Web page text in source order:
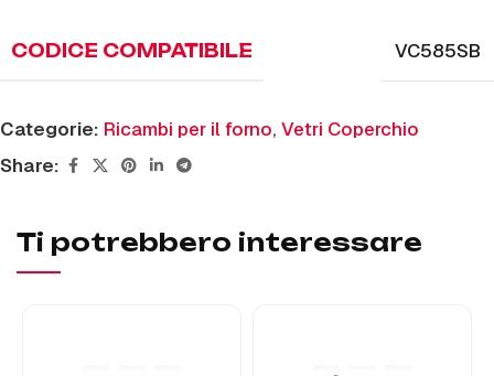
CODICE COMPATIBILE VC585SB
Categorie: Ricambi per il forno, Vetri Coperchio
Share:
Ti potrebbero interessare